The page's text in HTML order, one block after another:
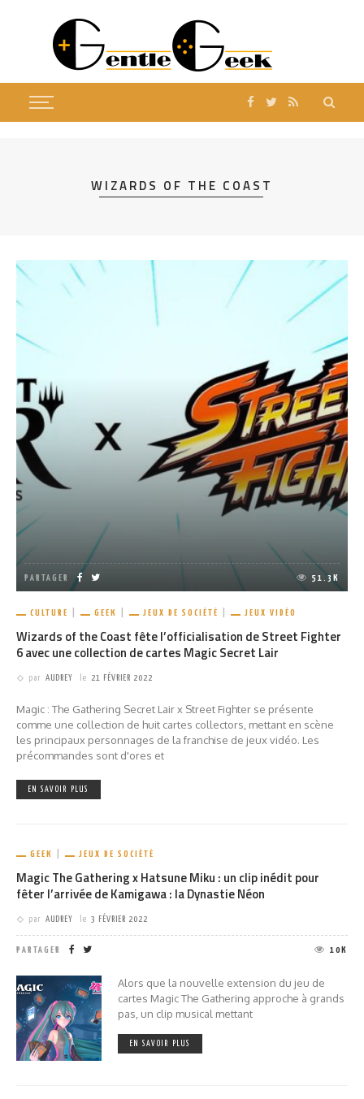
WIZARDS OF THE COAST
PARTAGER 51.3K
CULTURE GEEK JEUX DE SOCIÉTÉ JEUX VIDÉO
Wizards of the Coast fête l’officialisation de Street Fighter
6 avec une collection de cartes Magic Secret Lair
par AUDREY le 21 FÉVRIER 2022
Magic : The Gathering Secret Lair x Street Fighter se présente
comme une collection de huit cartes collectors, mettant en scène
les principaux personnages de la franchise de jeux vidéo. Les
précommandes sont d'ores et
EN SAVOIR PLUS
GEEK JEUX DE SOCIÉTÉ
Magic The Gathering x Hatsune Miku : un clip inédit pour
fêter l’arrivée de Kamigawa : la Dynastie Néon
par AUDREY le 3 FÉVRIER 2022
PARTAGER 10K
Alors que la nouvelle extension du jeu de
cartes Magic The Gathering approche à grands
pas, un clip musical mettant
EN SAVOIR PLUS